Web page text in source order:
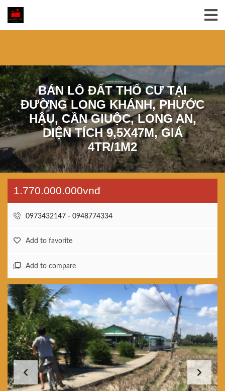
BÁN LÔ ĐẤT THỔ CƯ TẠI
ĐƯỜNG LONG KHÁNH, PHƯỚC
HẬU, CẦN GIUỘC, LONG AN,
DIỆN TÍCH 9,5X47M, GIÁ
4TR/1M2
1.770.000.000vnđ
0973432147 - 0948774334
Add to favorite
Add to compare